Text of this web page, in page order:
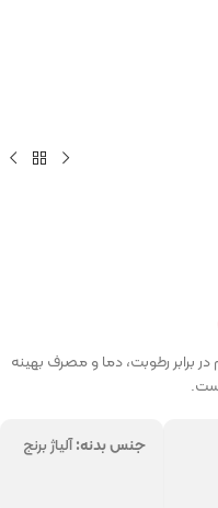
برابر رطوبت، دما و مصرف بهینه
جنس بدنه:آلیاژ برنج